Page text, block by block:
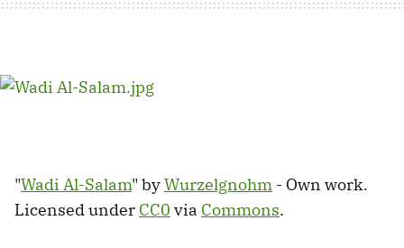
"Wadi Al-Salam" byWurzelgnohm - Own work.
Licensed under CC0 via Commons.